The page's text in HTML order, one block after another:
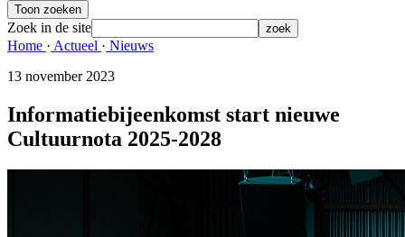
Toon zoeken
Zoek in de site zoek
Home · Actueel · Nieuws
13 november 2023
Informatiebijeenkomst start nieuwe
Cultuurnota 2025-2028